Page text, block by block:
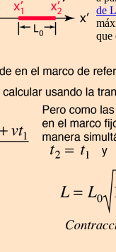
de
que